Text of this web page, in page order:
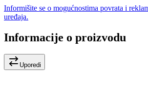
Informišite se o mogućnostima povrata i
uređaja.
Informacije o proizvodu
Uporedi